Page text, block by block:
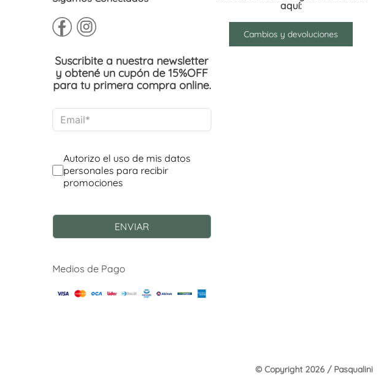
Suscribite a nuestra newsletter
y obtené un cupón de 15%OFF
para tu primera compra online.
Medios de Pago
aquí:
Cambios y devoluciones
© Copyright 2026 / Pasqualini